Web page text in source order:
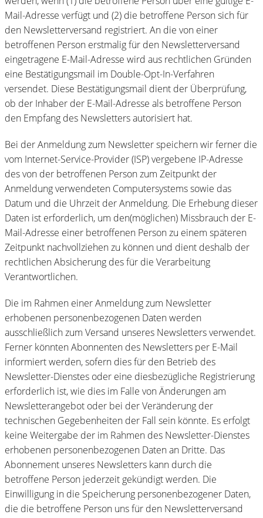
Mail-Adresse verfügt und (2) die betroffene Person sich für
den Newsletterversand registriert. An die von einer
betroffenen Person erstmalig für den Newsletterversand
eingetragene E-Mail-Adresse wird aus rechtlichen Gründen
eine Bestätigungsmail im Double-Opt-In-Verfahren
versendet. Diese Bestätigungsmail dient der Überprüfung,
ob der Inhaber der E-Mail-Adresse als betroffene Person
den Empfang des Newsletters autorisiert hat.
Bei der Anmeldung zum Newsletter speichern wir ferner die
vom Internet-Service-Provider (ISP) vergebene IP-Adresse
des von der betroffenen Person zum Zeitpunkt der
Anmeldung verwendeten Computersystems sowie das
Datum und die Uhrzeit der Anmeldung. Die Erhebung dieser
Daten ist erforderlich, um den(möglichen) Missbrauch der E-
Mail-Adresse einer betroffenen Person zu einem späteren
Zeitpunkt nachvollziehen zu können und dient deshalb der
rechtlichen Absicherung des für die Verarbeitung
Verantwortlichen.
Die im Rahmen einer Anmeldung zum Newsletter
erhobenen personenbezogenen Daten werden
ausschließlich zum Versand unseres Newsletters verwendet.
Ferner könnten Abonnenten des Newsletters per E-Mail
informiert werden, sofern dies für den Betrieb des
Newsletter-Dienstes oder eine diesbezügliche Registrierung
erforderlich ist, wie dies im Falle von Änderungen am
Newsletterangebot oder bei der Veränderung der
technischen Gegebenheiten der Fall sein könnte. Es erfolgt
keine Weitergabe der im Rahmen des Newsletter-Dienstes
erhobenen personenbezogenen Daten an Dritte. Das
Abonnement unseres Newsletters kann durch die
betroffene Person jederzeit gekündigt werden. Die
Einwilligung in die Speicherung personenbezogener Daten,
die die betroffene Person uns für den Newsletterversand